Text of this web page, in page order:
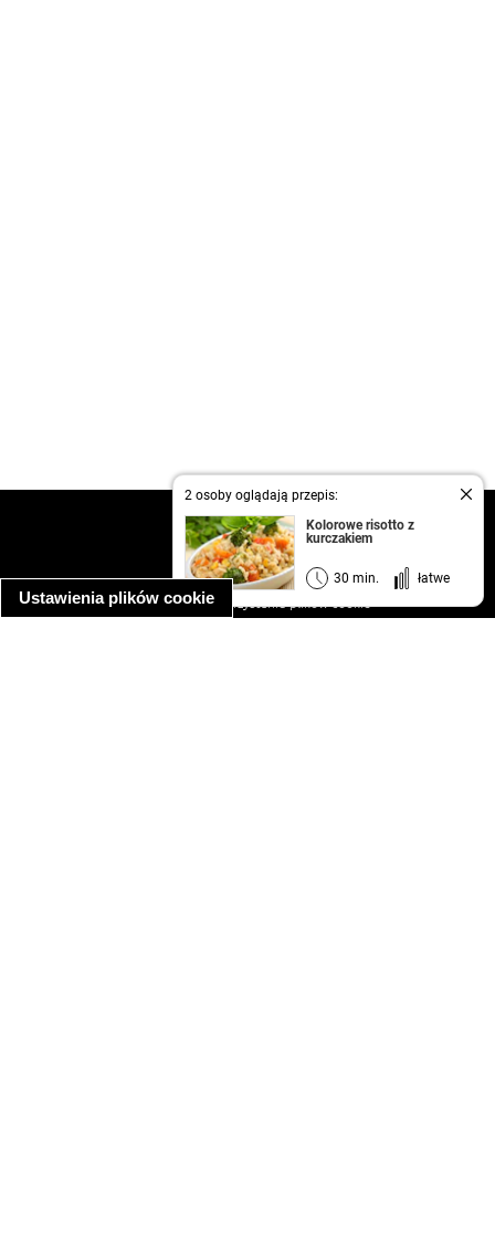
Ustawienia plików cookie
2 osoby oglądają przepis:
Kolorowe risotto z
kurczakiem
30 min. łatwe
kontakt
regulamin
informacja o prywatności
informacja o wykorzystaniu plików cookie